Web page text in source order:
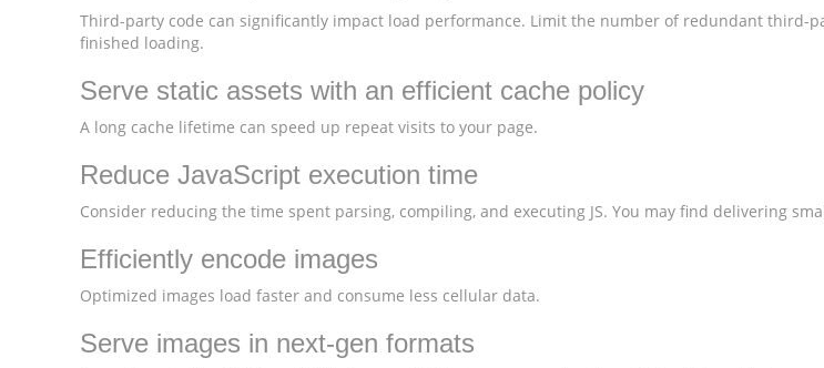
Third-party code can significantly impact load performance. Limit the number of redundant
finished loading.
Serve static assets with an efficient cache policy
A long cache lifetime can speed up repeat visits to your page.
Reduce JavaScript execution time
Consider reducing the time spent parsing, compiling, and executing JS. You may find delivering
Efficiently encode images
Optimized images load faster and consume less cellular data.
Serve images in next-gen formats